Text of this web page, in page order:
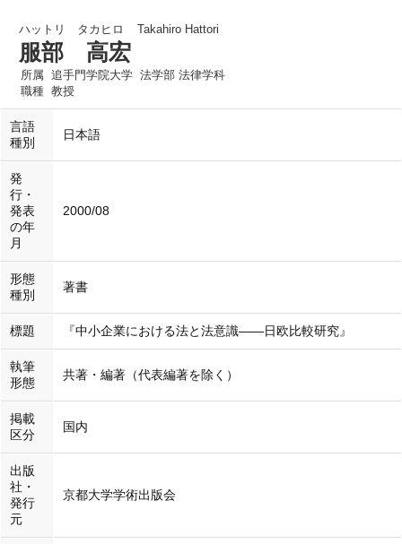
ハットリ タカヒロ Takahiro Hattori
服部 高宏
所属 追手門学院大学 法学部 法律学科
職種 教授
言語
種別
日本語
発
行・
発表
の年
月
2000/08
形態
種別
著書
標題 『中小企業における法と法意識――日欧比較研究』
執筆
形態
共著・編著（代表編著を除く）
掲載
区分
国内
出版
社・
発行
元
京都大学学術出版会